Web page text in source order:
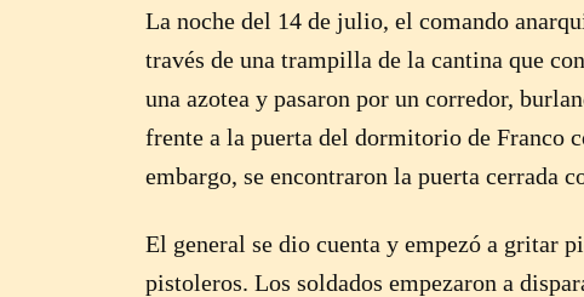
La noche del 14 de julio, el comando
través de una trampilla de la cantina que
una azotea y pasaron por un corredor,
frente a la puerta del dormitorio de Franco
embargo, se encontraron la puerta cerrada
El general se dio cuenta y empezó a gritar
pistoleros. Los soldados empezaron a